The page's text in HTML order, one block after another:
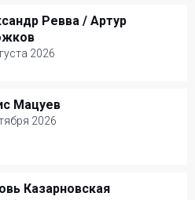
Ревва / Артур
2026
/ Артур Пирожков
Мацуев
2026
Мацуев
Казарновская